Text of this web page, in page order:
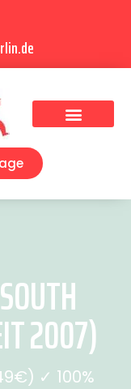
2007)
✓ 100%